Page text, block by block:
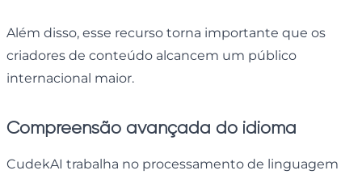
Além disso, esse recurso torna importante que os
criadores de conteúdo alcancem um público
internacional maior.
Compreensão avançada do idioma
CudekAI trabalha no processamento de linguagem